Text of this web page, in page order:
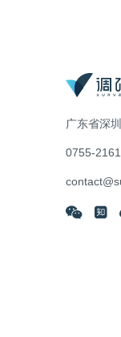
广东省深
0755-